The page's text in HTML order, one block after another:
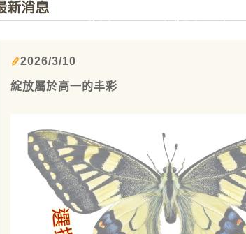
2026/3/10
綻放屬於高一的丰彩